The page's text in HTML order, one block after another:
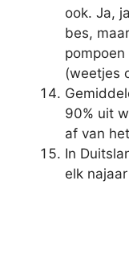
ook. Ja,
bes,
(weetjes
90% uit
af van
In
elk